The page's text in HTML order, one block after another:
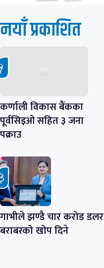
नयाँ प्रकाशित
कर्णाली विकास बैंकका
पूर्वसिइओ सहित ३ जना
पक्राउ
गाभीले झण्डै चार करोड डलर
बराबरको खोप दिने